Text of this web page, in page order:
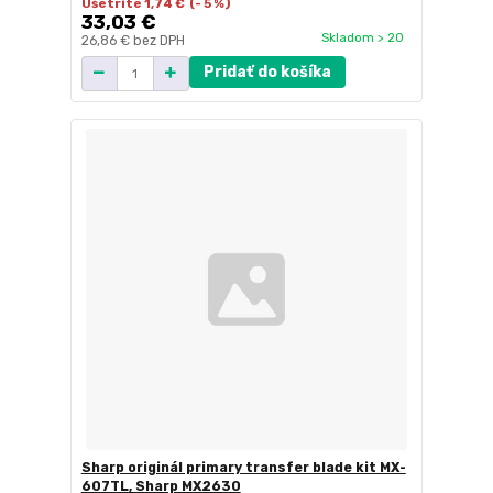
Ušetríte 1,74 € (- 5 %)
33,03 €
26,86 € bez DPH Skladom > 20
Pridať do košíka
Sharp originál primary transfer blade kit MX-
607TL, Sharp MX2630